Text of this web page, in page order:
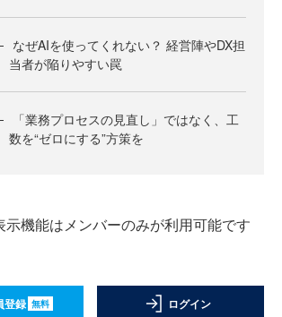
なぜAIを使ってくれない？ 経営陣やDX担
当者が陥りやすい罠
「業務プロセスの見直し」ではなく、工
数を“ゼロにする”方策を
示機能はメンバーのみが利用可能です
登録 無料 ログイン